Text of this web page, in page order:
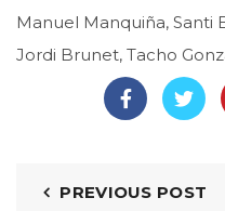
Manuel Manquiña, Santi
Jordi Brunet, Tacho
PREVIOUS POST